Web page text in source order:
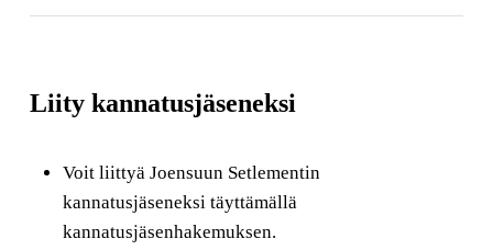
Liity kannatusjäseneksi
Voit liittyä Joensuun Setlementin
kannatusjäseneksi täyttämällä
kannatusjäsenhakemuksen.